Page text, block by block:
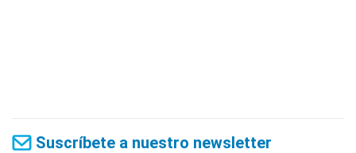
Suscríbete a nuestro newsletter